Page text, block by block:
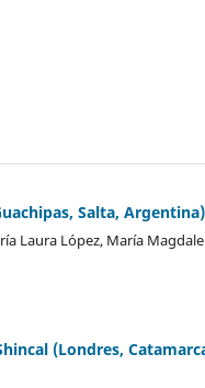
Salta, Argentina)
Laura López, María
(Londres,